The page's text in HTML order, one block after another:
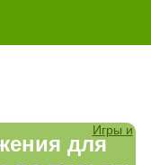
Игры и
для